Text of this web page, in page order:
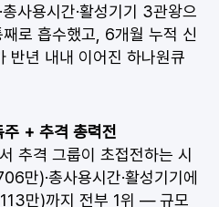
사용시간·활성기기 3관왕으
로 흡수했고, 6개월 누적 신
반년 내내 이어진 하나원큐
+ 추격 총력전
추격 그룹이 초접전하는 시
만)·총사용시간·활성기기에
만)까지 전부 1위 — 규모